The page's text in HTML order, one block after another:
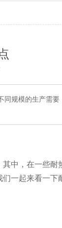
规模的生产需
中，在一些耐
一起来看一下